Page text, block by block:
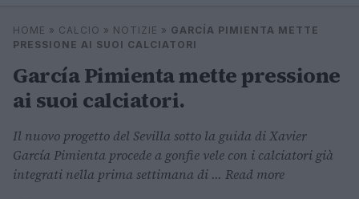
Cerca
⌕
HOME » CALCIO » NOTIZIE » GARCÍA PIMIENTA METTE
PRESSIONE AI SUOI CALCIATORI
García Pimienta mette pressione
ai suoi calciatori.
Il nuovo progetto del Sevilla sotto la guida di Xavier
García Pimienta procede a gonfie vele con i calciatori già
integrati nella prima settimana di ... Read more